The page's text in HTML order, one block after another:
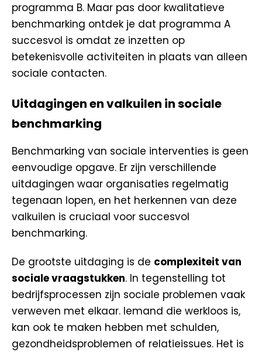
programma B. Maar pas door kwalitatieve
benchmarking ontdek je dat programma A
succesvol is omdat ze inzetten op
betekenisvolle activiteiten in plaats van alleen
sociale contacten.
Uitdagingen en valkuilen in sociale
benchmarking
Benchmarking van sociale interventies is geen
eenvoudige opgave. Er zijn verschillende
uitdagingen waar organisaties regelmatig
tegenaan lopen, en het herkennen van deze
valkuilen is cruciaal voor succesvol
benchmarking.
De grootste uitdaging is de complexiteit van
sociale vraagstukken. In tegenstelling tot
bedrijfsprocessen zijn sociale problemen vaak
verweven met elkaar. Iemand die werkloos is,
kan ook te maken hebben met schulden,
gezondheidsproblemen of relatieissues. Het is